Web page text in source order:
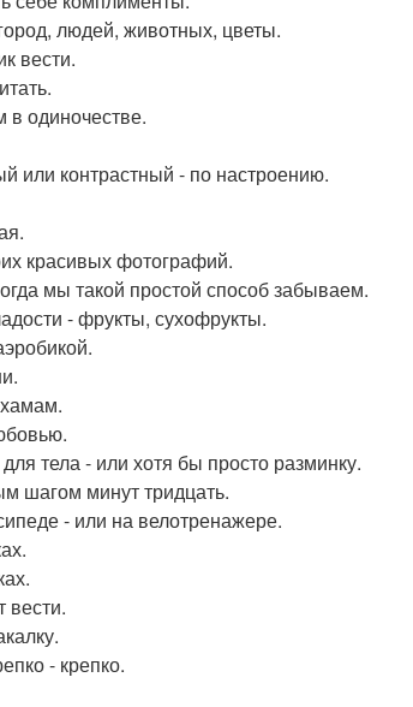
людей, животных, цветы.
вести.
в одиночестве.
или контрастный - по настроению.
красивых фотографий.
мы такой простой способ забываем.
- фрукты, сухофрукты.
тела - или хотя бы просто разминку.
шагом минут тридцать.
- или на велотренажере.
вести.
- крепко.